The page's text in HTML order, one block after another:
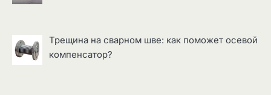
Трещина на сварном шве: как поможет осевой
компенсатор?